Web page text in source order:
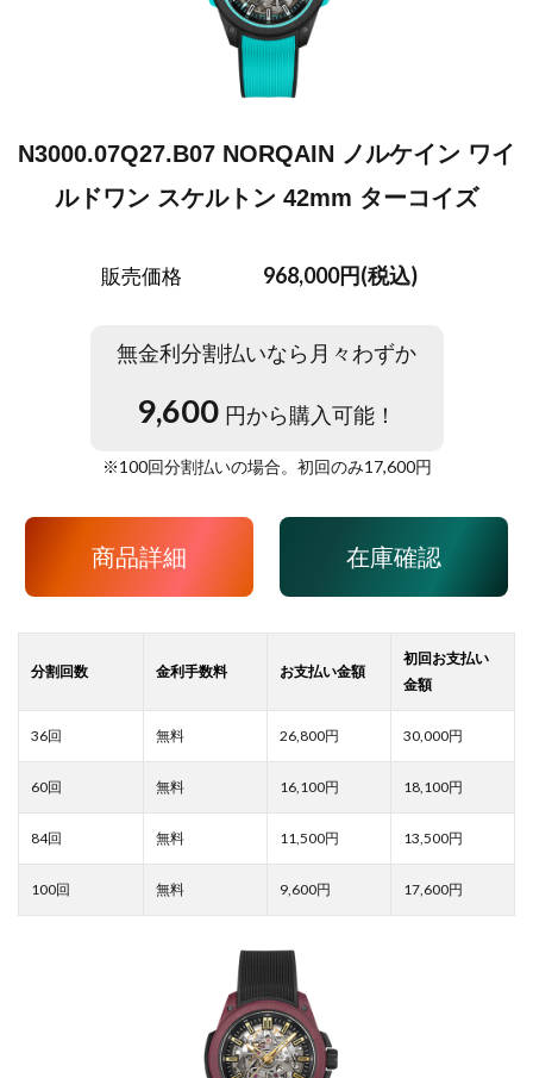
N3000.07Q27.B07 NORQAIN ノルケイン ワイ
ルドワン スケルトン 42mm ターコイズ
販売価格 968,000円(税込)
無金利分割払いなら月々わずか
9,600 円から購入可能！
※100回分割払いの場合。初回のみ17,600円
商品詳細 在庫確認
26,800 30,000
16,100 18,100
11,500 13,500
9,600 17,600